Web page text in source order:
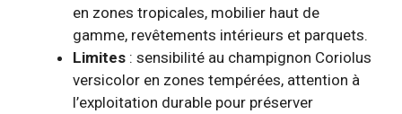
en zones tropicales, mobilier haut de
gamme, revêtements intérieurs et parquets.
Limites : sensibilité au champignon Coriolus
versicolor en zones tempérées, attention à
l’exploitation durable pour préserver